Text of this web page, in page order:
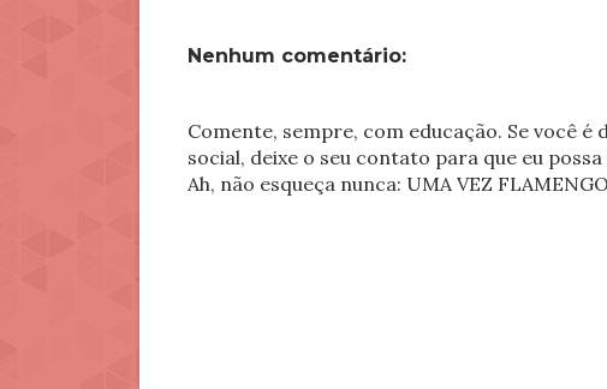
Nenhum comentário:
Comente, sempre, com educação. Se você
social, deixe o seu contato para que eu
Ah, não esqueça nunca: UMA VEZ